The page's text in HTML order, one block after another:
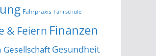
Fahrpraxis Fahrschule
& Feiern Finanzen
Gesellschaft Gesundheit